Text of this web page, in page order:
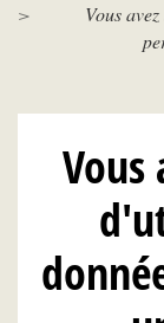
Vous
Vous